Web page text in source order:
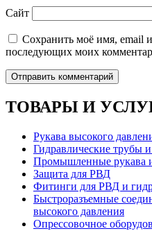
Сайт
Сохранить моё имя, email и
последующих моих
ТОВАРЫ И
Рукава высокого
Гидравлические трубы
Промышленные рукава
Защита для РВД
Фитинги для РВД и
Быстроразъемные
высокого давления
Опрессовочное